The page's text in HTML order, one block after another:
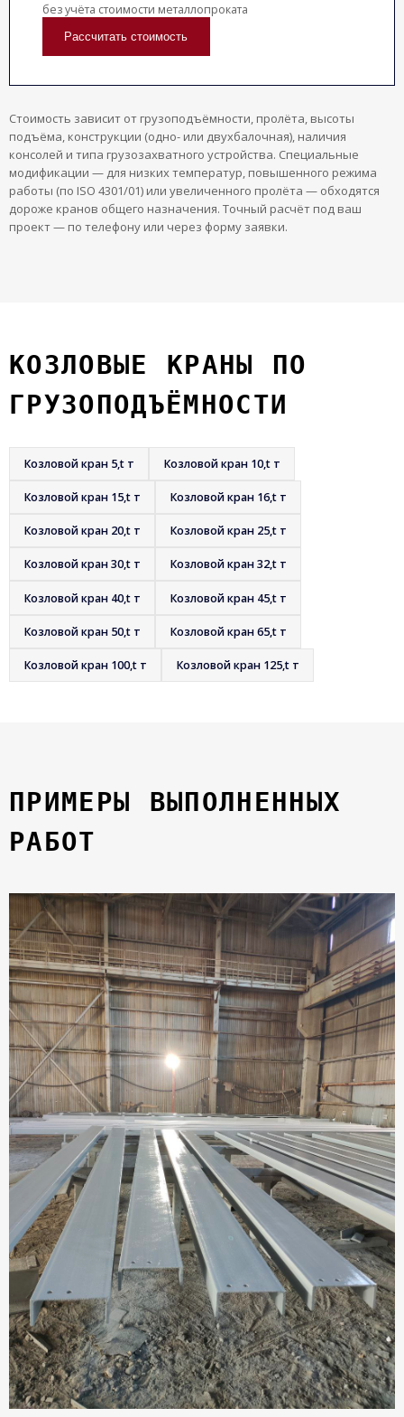
без учёта стоимости металлопроката
Рассчитать стоимость
Стоимость зависит от грузоподъёмности, пролёта, высоты
подъёма, конструкции (одно- или двухбалочная), наличия
консолей и типа грузозахватного устройства. Специальные
модификации — для низких температур, повышенного режима
работы (по ISO 4301/01) или увеличенного пролёта — обходятся
дороже кранов общего назначения. Точный расчёт под ваш
проект — по телефону или через форму заявки.
КОЗЛОВЫЕ КРАНЫ ПО
ГРУЗОПОДЪЁМНОСТИ
Козловой кран 5,t т Козловой кран 10,t т
Козловой кран 15,t т Козловой кран 16,t т
Козловой кран 20,t т Козловой кран 25,t т
Козловой кран 30,t т Козловой кран 32,t т
Козловой кран 40,t т Козловой кран 45,t т
Козловой кран 50,t т Козловой кран 65,t т
Козловой кран 100,t т Козловой кран 125,t т
ПРИМЕРЫ ВЫПОЛНЕННЫХ
РАБОТ